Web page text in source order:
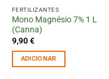
FERTILIZANTES
Mono Magnésio 7% 1 L
(Canna)
9,90€
ADICIONAR